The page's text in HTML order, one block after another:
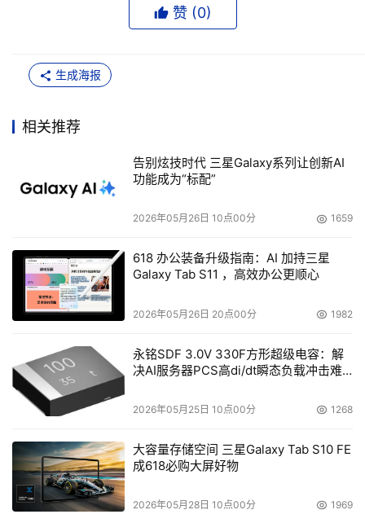
时，无论是播放VCD，还是享受DVD，均非常的流畅。这
些完善的功能不仅充分满足了台式机用户的需求，而且特别
脑用户无论身处何种复杂的工作环境中时，都能够轻松应
事灵品牌刻录机的产品线，并且扩宽了消费者的选择层面，
在世界所有IT厂商逐步将重心移向中国的趋势下，百事灵凭
借牢固的国内基础、先进的技术和市场运作理念，让更多的
人享受到高科技的无穷魅力，实现国人的IT梦想！
赞 (0)
生成海报
相关推荐
告别炫技时代 三星Galaxy系列让创新AI
功能成为“标配”
2026年05月26日 10点00分 1659
618 办公装备升级指南：AI 加持三星
Galaxy Tab S11 ，高效办公更顺心
2026年05月26日 20点00分 1982
永铭SDF 3.0V 330F方形超级电容：解
决AI服务器PCS高di/dt瞬态负载冲击难
2026年05月25日 10点00分 1268
大容量存储空间 三星Galaxy Tab S10 FE
成618必购大屏好物
2026年05月28日 10点00分 1969